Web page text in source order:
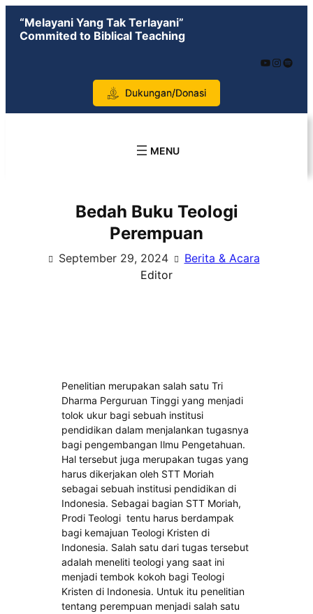
content
“Melayani Yang Tak Terlayani”
Commited to Biblical Teaching
YouTube Instagram Spotify
Dukungan/Donasi
Bedah Buku Teologi
Perempuan
September 29, 2024
Berita & Acara
Editor
Penelitian merupakan salah satu Tri
Dharma Perguruan Tinggi yang menjadi
tolok ukur bagi sebuah institusi
pendidikan dalam menjalankan tugasnya
bagi pengembangan Ilmu Pengetahuan.
Hal tersebut juga merupakan tugas yang
harus dikerjakan oleh STT Moriah
sebagai sebuah institusi pendidikan di
Indonesia. Sebagai bagian STT Moriah,
Prodi Teologi tentu harus berdampak
bagi kemajuan Teologi Kristen di
Indonesia. Salah satu dari tugas tersebut
adalah meneliti teologi yang saat ini
menjadi tembok kokoh bagi Teologi
Kristen di Indonesia. Untuk itu penelitian
tentang perempuan menjadi salah satu